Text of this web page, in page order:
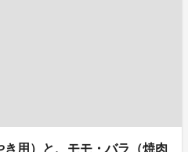
き用）と、モモ・バラ（焼肉